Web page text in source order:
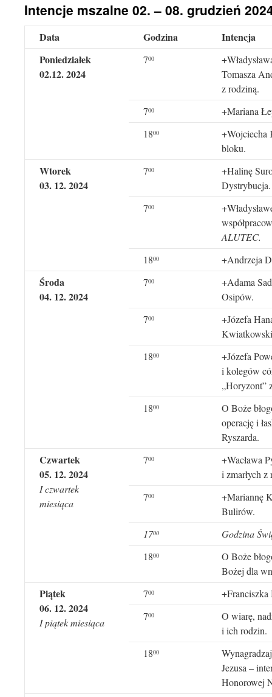
Intencje mszalne 02. – 08. grudzień
Data Godzina
Intencja
Poniedziałek
02.12. 2024
700
Tomasza
z rodziną.
700
+Mariana
1800
+Wojciecha
bloku.
Wtorek
03. 12. 2024
700
+Halinę
Dystrybucja.
700
ALUTEC.
1800 +Andrzeja
Środa
04. 12. 2024
700
+Adama
Osipów.
700
+Józefa
1800
+Józefa
i kolegów
„Horyzont”
1800
O Boże
operację i
Ryszarda.
Czwartek
05. 12. 2024
I czwartek
miesiąca
700
+Wacława
i zmarłych z
700
+Mariannę
Bulirów.
1700
Godzina
1800
O Boże
Bożej dla
Piątek
06. 12. 2024
I piątek miesiąca
700
700
O wiarę,
i ich rodzin.
1800
Jezusa –
Honorowej